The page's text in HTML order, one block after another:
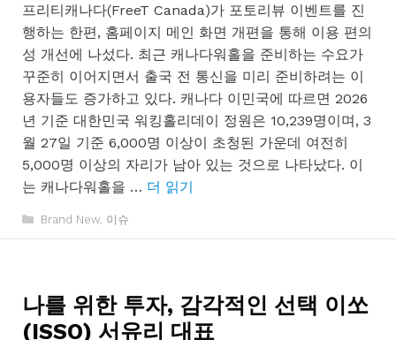
프리티캐나다(FreeT Canada)가 포토리뷰 이벤트를 진
행하는 한편, 홈페이지 메인 화면 개편을 통해 이용 편의
성 개선에 나섰다. 최근 캐나다워홀을 준비하는 수요가
꾸준히 이어지면서 출국 전 통신을 미리 준비하려는 이
용자들도 증가하고 있다. 캐나다 이민국에 따르면 2026
년 기준 대한민국 워킹홀리데이 정원은 10,239명이며, 3
월 27일 기준 6,000명 이상이 초청된 가운데 여전히
5,000명 이상의 자리가 남아 있는 것으로 나타났다. 이
는 캐나다워홀을 … 더 읽기
카
Brand New, 이슈
나를 위한 투자, 감각적인 선택 이쏘
(ISSO) 서유리 대표